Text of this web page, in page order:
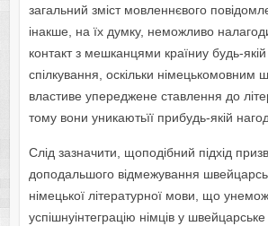
загальний зміст мовленнєвого
інакше, на їх думку, неможливо
контакт з мешканцями країниу будь-
спілкування, оскільки німецькомовним
властиве упереджене ставлення до
тому вони уникаютьїї прибудь-якій
Слід зазначити, щоподібний підхід
доподальшого відмежування
німецької літературної мови, що
успішнуінтеграцію німців у